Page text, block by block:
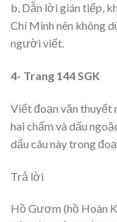
b, Dẫn lời gián tiếp,
Chí Minh nên không
người viết.
4- Trang 144 SGK
Viết đoạn văn thuyết
hai chấm và dấu
dấu câu này trong
Trả lời
Hồ Gươm (hồ Hoàn